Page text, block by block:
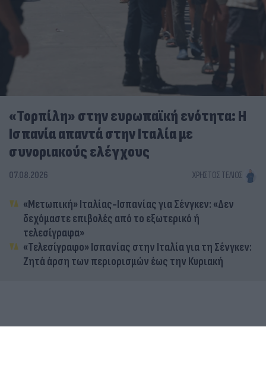
«Τορπίλη» στην ευρωπαϊκή ενότητα: Η
Ισπανία απαντά στην Ιταλία με
συνοριακούς ελέγχους
07.08.2026 ΧΡΉΣΤΟΣ ΤΈΛΙΟΣ
«Μετωπική» Ιταλίας-Ισπανίας για Σένγκεν: «Δεν
δεχόμαστε επιβολές από το εξωτερικό ή
τελεσίγραφα»
«Τελεσίγραφο» Ισπανίας στην Ιταλία για τη Σένγκεν:
Ζητά άρση των περιορισμών έως την Κυριακή